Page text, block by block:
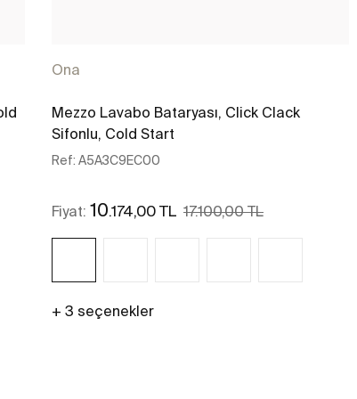
Ona
Mezzo Lavabo Bataryası, Click Clack
Sifonlu, Cold Start
Ref: A5A3C9EC00
Fiyat: 10.174,00 TL 17.100,00 TL
+ 3 seçenekler